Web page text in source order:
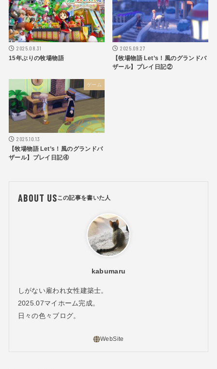
2025.08.31
15年ぶりの牧場物語
2025.09.27
【牧場物語 Let’s！風のグランドバ
ザール】プレイ日記②
ゲーム
2025.10.13
【牧場物語 Let’s！風のグランドバ
ザール】プレイ日記④
ABOUT US
kabumaru
しがない雇われ女性建築士。
2025.07マイホーム完成。
日々の色々ブログ。